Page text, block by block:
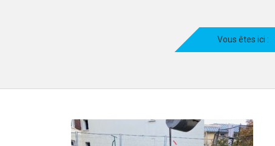
Vous êtes ici :